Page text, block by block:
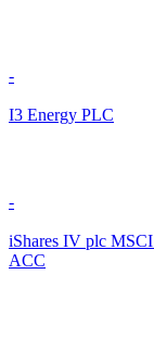
-
I3 Energy PLC
-
iShares IV plc
ACC